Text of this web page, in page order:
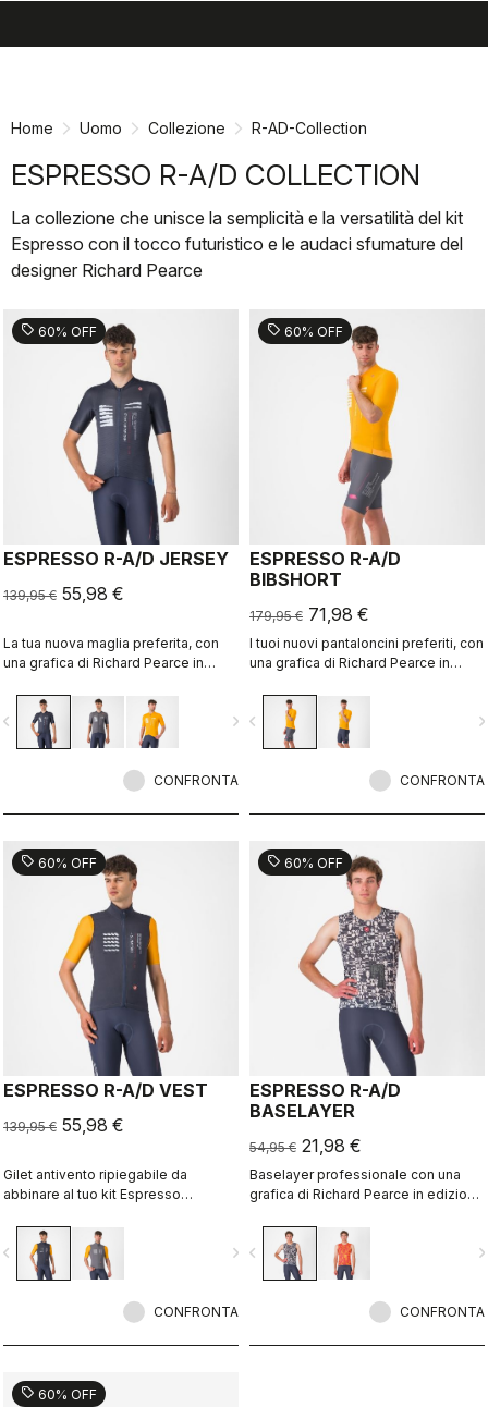
Home Uomo Collezione R-AD-Collection
ESPRESSO R-A/D COLLECTION
La collezione che unisce la semplicità e la versatilità del kit
Espresso con il tocco futuristico e le audaci sfumature del
designer Richard Pearce
sell 60% OFF
ESPRESSO R-A/D JERSEY
139,95 € 55,98 €
La tua nuova maglia preferita, con
una grafica di Richard Pearce in
navigate_next
CONFRONTA
sell 60% OFF
ESPRESSO R-A/D
BIBSHORT
179,95 € 71,98 €
I tuoi nuovi pantaloncini preferiti, con
una grafica di Richard Pearce in
navigate_before
CONFRONTA
sell 60% OFF
ESPRESSO R-A/D VEST
139,95 € 55,98 €
Gilet antivento ripiegabile da
abbinare al tuo kit Espresso
Pearce in edizione limitata.
navigate_next
CONFRONTA
sell 60% OFF
ESPRESSO R-A/D
BASELAYER
54,95 € 21,98 €
Baselayer professionale con una
grafica di Richard Pearce in edizione
navigate_before
CONFRONTA
sell 60% OFF